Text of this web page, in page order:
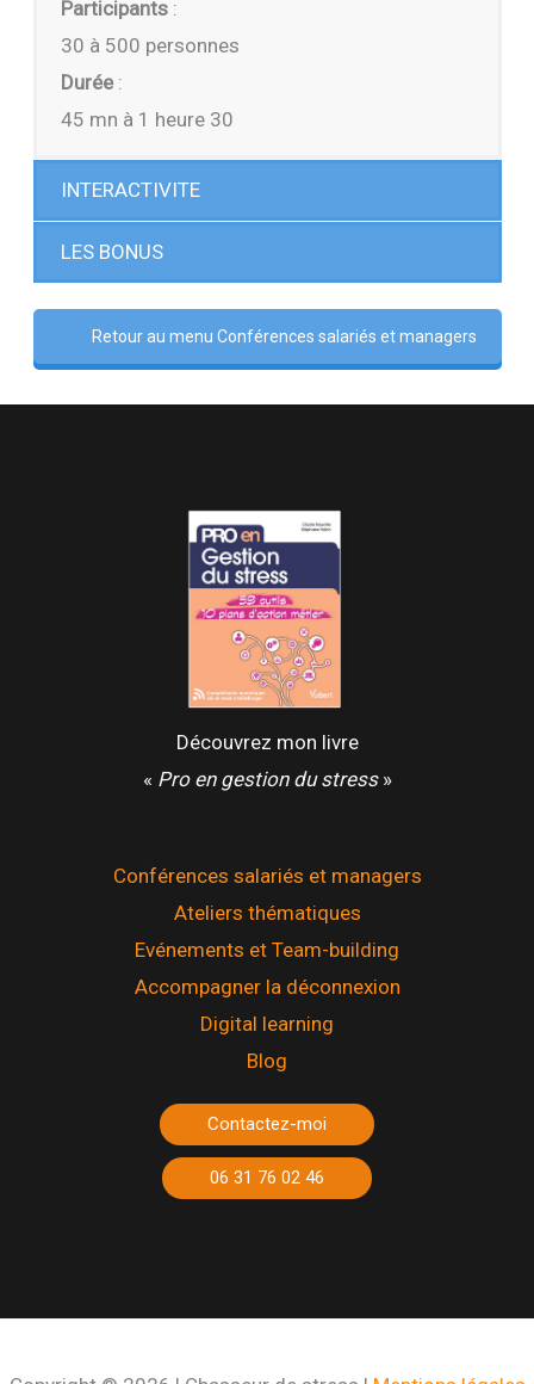
Participants:
30 à 500 personnes
Durée:
45 mn à 1 heure 30
INTERACTIVITE
LES BONUS
Retour au menu Conférences salariés et managers
Découvrez mon livre
« Pro en gestion du stress»
Conférences salariés et managers
Ateliers thématiques
Evénements et Team-building
Accompagner la déconnexion
Digital learning
Blog
Contactez-moi
06 31 76 02 46